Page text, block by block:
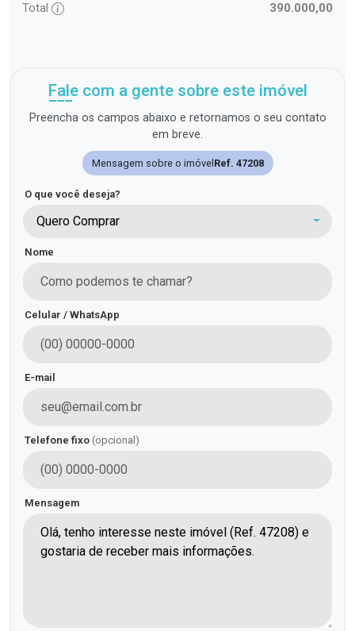
Total
390.000,00
Fale com a gente sobre este imóvel
Preencha os campos abaixo e retornamos o seu contato
em breve.
Mensagem sobre o imóvelRef. 47208
O que você deseja?
Quero Comprar
Nome
Celular / WhatsApp
E-mail
Telefone fixo (opcional)
Mensagem